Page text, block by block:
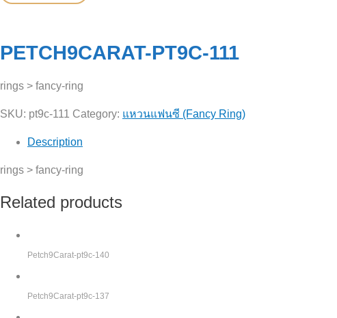
PETCH9CARAT-PT9C-111
rings > fancy-ring
SKU: pt9c-111 Category: แหวนแฟนซี (Fancy Ring)
Description
rings > fancy-ring
Related products
Petch9Carat-pt9c-140
Petch9Carat-pt9c-137